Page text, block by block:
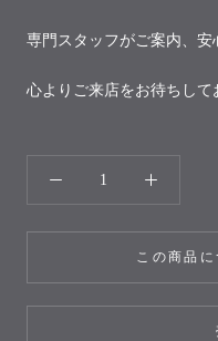
専門スタッフがご案内、安
心よりご来店をお待ちして
この商品